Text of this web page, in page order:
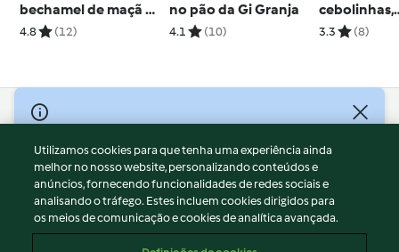
bechamel de maçã da
Denize Soares
4.8 (12)
no pão da Gi Granja
4.1 (10)
cebolinhas,
cogumelos
3.3 (8)
© Copyright 2026
Termos de Utilização
Aviso sobre Proteção de Dados
Aviso
Apoio legal
Utilizamos cookies para que tenha uma experiência ainda
melhor no nosso website, personalizando conteúdos e
anúncios, fornecendo funcionalidades de redes sociais e
analisando o tráfego. Estes incluem cookies dirigidos para
os meios de comunicação e cookies de analítica avançada.